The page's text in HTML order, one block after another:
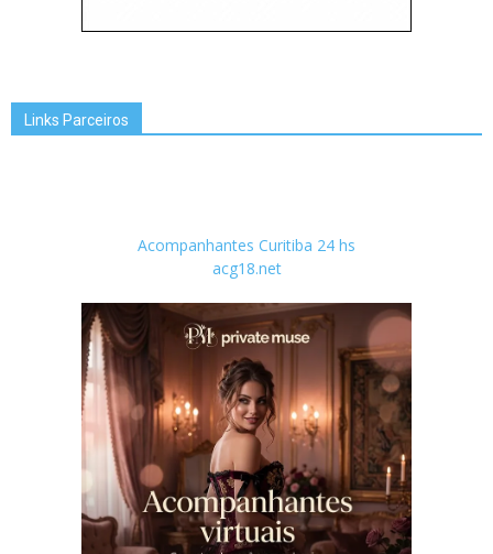
Links Parceiros
Acompanhantes Curitiba 24 hs
acg18.net